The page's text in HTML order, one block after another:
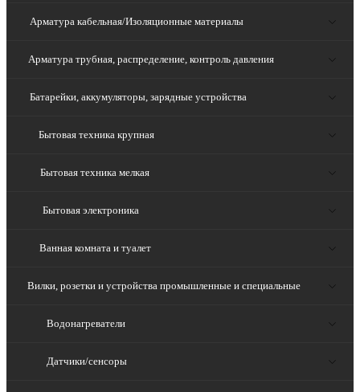
Арматура кабельная/Изоляционные материалы
Арматура трубная, распределение, контроль давления
Батарейки, аккумуляторы, зарядные устройства
Бытовая техника крупная
Бытовая техника мелкая
Бытовая электроника
Ванная комната и туалет
Вилки, розетки и устройства промышленные и специальные
Водонагреватели
Датчики/сенсоры